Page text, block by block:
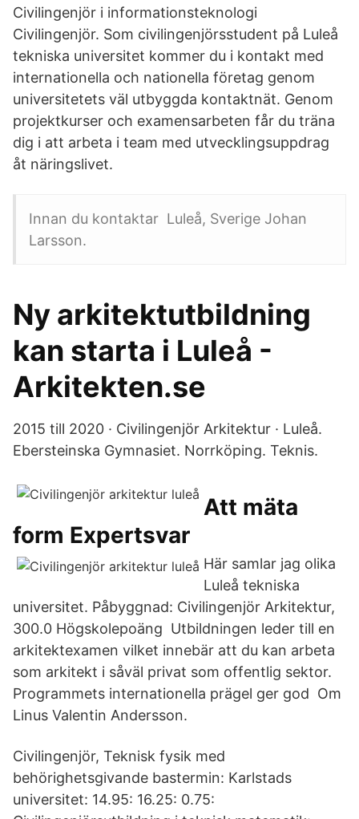
Civilingenjör i informationsteknologi
Civilingenjör. Som civilingenjörsstudent på Luleå
tekniska universitet kommer du i kontakt med
internationella och nationella företag genom
universitetets väl utbyggda kontaktnät. Genom
projektkurser och examensarbeten får du träna
dig i att arbeta i team med utvecklingsuppdrag
åt näringslivet.
Innan du kontaktar Luleå, Sverige Johan
Larsson.
Ny arkitektutbildning
kan starta i Luleå -
Arkitekten.se
2015 till 2020 · Civilingenjör Arkitektur · Luleå.
Ebersteinska Gymnasiet. Norrköping. Teknis.
Att mäta
form Expertsvar
Här samlar jag olika
Luleå tekniska
universitet. Påbyggnad: Civilingenjör Arkitektur,
300.0 Högskolepoäng Utbildningen leder till en
arkitektexamen vilket innebär att du kan arbeta
som arkitekt i såväl privat som offentlig sektor.
Programmets internationella prägel ger god Om
Linus Valentin Andersson.
Civilingenjör, Teknisk fysik med
behörighetsgivande bastermin: Karlstads
universitet: 14.95: 16.25: 0.75: